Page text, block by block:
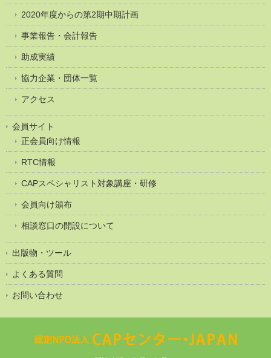
2020年度からの第2期中期計画
事業報告・会計報告
助成実績
協力企業・団体一覧
アクセス
会員サイト
正会員向け情報
RTC情報
CAPスペシャリスト対象講座・研修
会員向け頒布
相談窓口の開設について
出版物・ツール
よくある質問
お問い合わせ